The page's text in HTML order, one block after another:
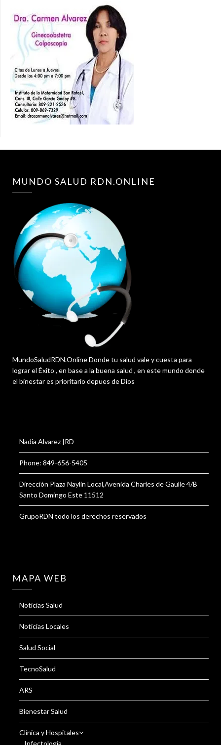
MUNDO SALUD RDN.ONLINE
MundoSaludRDN.Online Donde tu salud vale y cuesta para
lograr el Éxito , en base a la buena salud , en este mundo donde
el binestar es prioritario depues de Dios
Nadia Alvarez |RD
Phone: 849-656-5405
Dirección Plaza Naylin Local,Avenida Charles de Gaulle 4/B
Santo Domingo Este 11512
GrupoRDN todo los derechos reservados
MAPA WEB
Noticias Salud
Noticias Locales
Salud Social
TecnoSalud
ARS
Bienestar Salud
Clínica y Hospitales